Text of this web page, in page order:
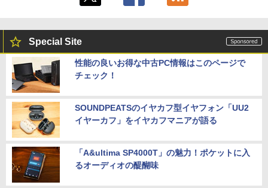
Special Site
性能の良いお得な中古PC情報はこのページで
チェック！
SOUNDPEATSのイヤカフ型イヤフォン「UU2
イヤーカフ」をイヤカフマニアが語る
「A&ultima SP4000T」の魅力！ポケットに入
るオーディオの醍醐味